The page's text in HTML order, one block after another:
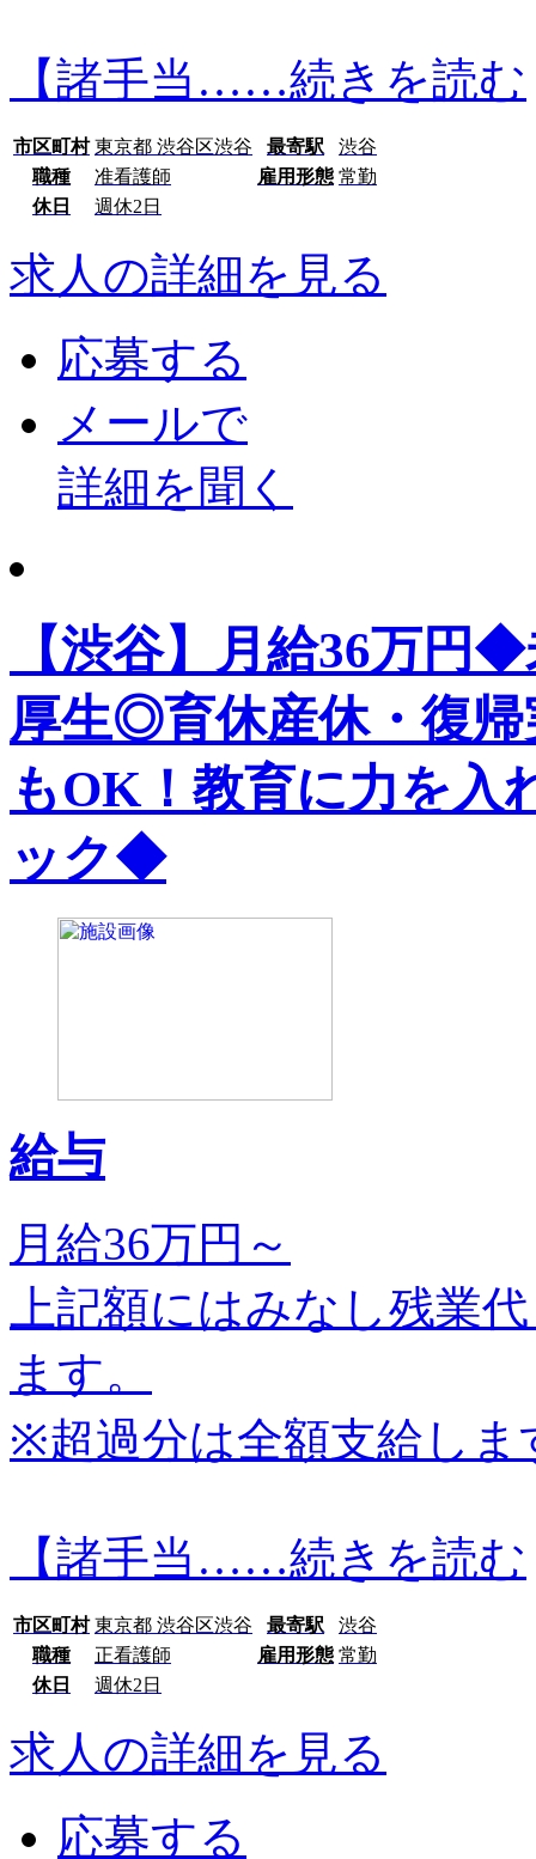
【諸手当……続きを読む
市区町村 東京都 渋谷区渋谷 最寄駅
渋谷
職種
准看護師 雇用形態 常勤
休日
週休2日
求人の詳細を見る
応募する
メールで
詳細を聞く
【渋谷】月給36万円
厚生◎育休産休・復
もOK！教育に力を入
ック◆
給与
月給36万円～
上記額にはみなし残業
ます。
※超過分は全額支給しま
【諸手当……続きを読む
市区町村 東京都 渋谷区渋谷 最寄駅
渋谷
職種
正看護師 雇用形態 常勤
休日
週休2日
求人の詳細を見る
応募する